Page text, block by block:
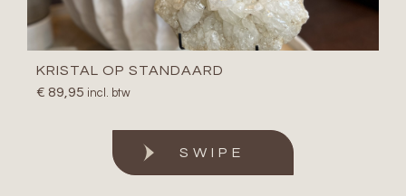
KRISTAL OP STANDAARD
€ 89,95 incl. btw